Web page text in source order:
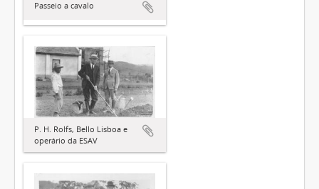
Passeio a cavalo
P. H. Rolfs, Bello Lisboa e
operário da ESAV